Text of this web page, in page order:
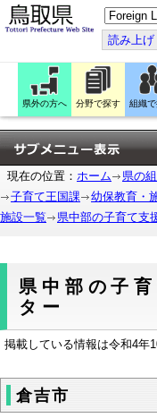
こ
の
ペ
ー
ジ
翻
訳
す
る
読み上げ
県外の方へ 分野で探す 組織
現在の位置： ホーム 県の
子育て王国課
幼保教育・
施設一覧
県中部の子育て支
県中部の子
ター
掲載している情報は令和4年
倉吉市